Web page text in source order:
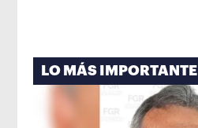
LO MÁS IMPORTANTE